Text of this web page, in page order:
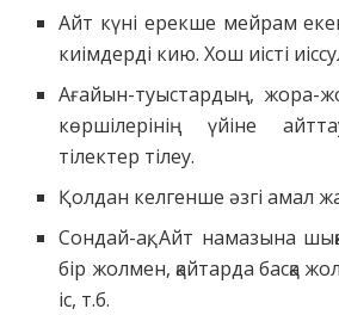
Айт күні ерекше мейрам
киімдерді кию. Хош иісті
Ағайын-туыстардың, жора-
көршілерінің үйіне
тілектер тілеу.
Қолдан келгенше әзгі амал
Сондай-ақ, Айт намазына
бір жолмен, қайтарда басқа
іс, т.б.